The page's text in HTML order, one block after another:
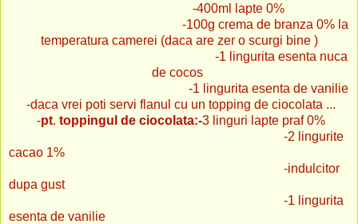
-400ml lapte 0%
-100g crema de branza 0% la
temperatura camerei (daca are zer o scurgi bine )
-1 lingurita esenta nuca
de cocos
-1 lingurita esenta de vanilie
-daca vrei poti servi flanul cu un topping de ciocolata ...
-pt. toppingul de ciocolata:-3 linguri lapte praf 0%
-2 lingurite
cacao 1%
-indulcitor
dupa gust
-1 lingurita
esenta de vanilie